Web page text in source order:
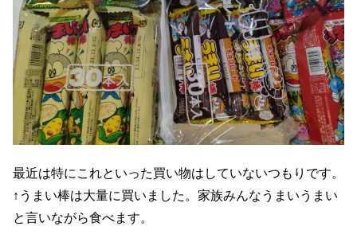
最近は特にこれといった買い物はしていないつもりです。
↑うまい棒は大量に買いました。家族みんなうまいうまい
と言いながら食べます。